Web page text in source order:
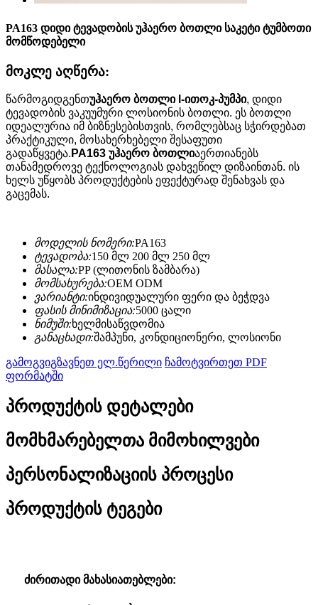
PA163 დიდი ტევადობის უჰაერო ბოთლი საკეტი ტუმბოთი
მომწოდებელი
მოკლე აღწერა:
წარმოგიდგენთუჰაერო ბოთლი l-ითოკ-პუმპი, დიდი
ტევადობის ვაკუუმური ლოსიონის ბოთლი. ეს ბოთლი
იდეალურია იმ ბიზნესებისთვის, რომლებსაც სჭირდებათ
პრაქტიკული, მოსახერხებელი შესაფუთი
გადაწყვეტა. PA163 უჰაერო ბოთლიაერთიანებს
თანამედროვე ტექნოლოგიას დახვეწილ დიზაინთან. ის
ხელს უწყობს პროდუქტების ეფექტურად შენახვას და
გაცემას.
მოდელის ნომერი:PA163
ტევადობა:150 მლ 200 მლ 250 მლ
მასალა:PP (ლითონის ზამბარა)
მომსახურება:OEM ODM
ვარიანტი:ინდივიდუალური ფერი და ბეჭდვა
ფასის მინიმიზაცია:5000 ცალი
ნიმუში:ხელმისაწვდომია
განაცხადი:შამპუნი, კონდიციონერი, ლოსიონი
გამოგვიგზავნეთ ელ.წერილი ჩამოტვირთეთ PDF
ფორმატში
პროდუქტის დეტალები
მომხმარებელთა მიმოხილვები
პერსონალიზაციის პროცესი
პროდუქტის ტეგები
ძირითადი მახასიათებლები: